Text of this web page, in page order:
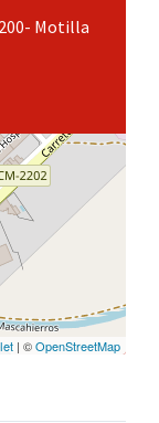
Motilla
| ©OpenStreetMap